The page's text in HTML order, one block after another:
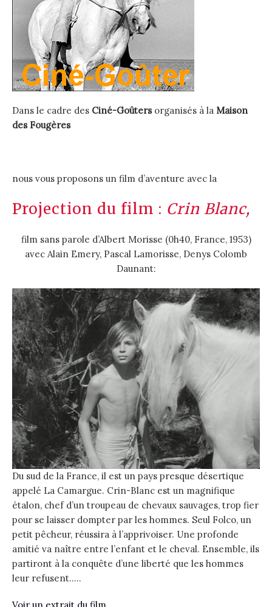
Dans le cadre des Ciné-Goûtersorganisés à la Maison
des Fougères
nous vous proposons un film d’aventure avec la
Projection du film : Crin Blanc,
film sans parole d’Albert Morisse (0h40, France, 1953)
avec Alain Emery, Pascal Lamorisse, Denys Colomb
Daunant:
Du sud de la France, il est un pays presque désertique
appelé La Camargue. Crin-Blanc est un magnifique
étalon, chef d’un troupeau de chevaux sauvages, trop fier
pour se laisser dompter par les hommes. Seul Folco, un
petit pêcheur, réussira à l’apprivoiser. Une profonde
amitié va naître entre l’enfant et le cheval. Ensemble, ils
partiront à la conquête d’une liberté que les hommes
leur refusent…..